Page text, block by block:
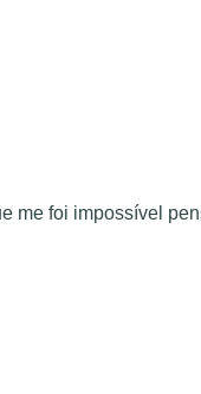
foi impossível